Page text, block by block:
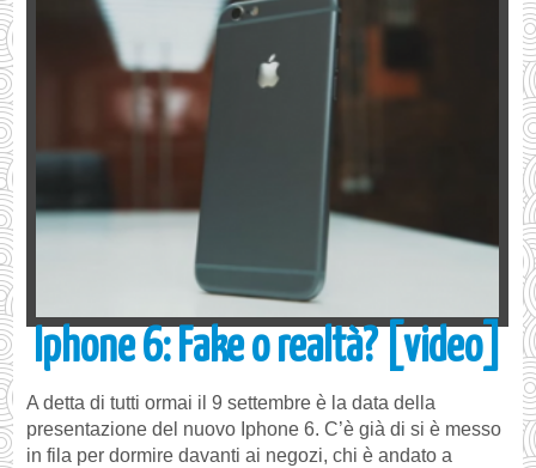
Iphone 6: Fake o realtà? [video]
A detta di tutti ormai il 9 settembre è la data della
presentazione del nuovo Iphone 6. C’è già di si è messo
in fila per dormire davanti ai negozi, chi è andato a